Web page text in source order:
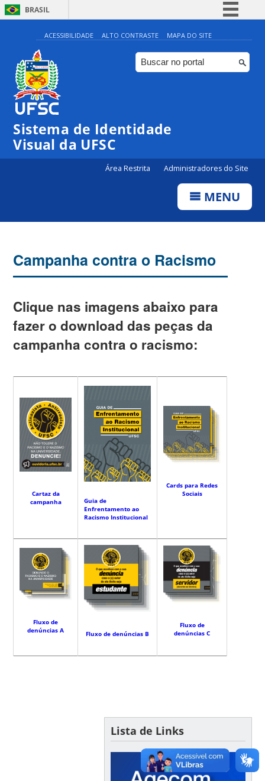
BRASIL
Simplifique!
Comunica BR
Participe
ACESSIBILIDADE ALTO CONTRASTE MAPA DO SITE
Sistema de Identidade
Visual da UFSC
Área Restrita Administradores do Site
MENU
Campanha contra o Racismo
Clique nas imagens abaixo para
fazer o download das peças da
campanha contra o racismo:
Cartaz da
campanha
Guia de
Enfrentamento ao
Racismo Institucional
Cards para Redes
Sociais
Fluxo de
denúncias A
Fluxo de denúncias B
Fluxo de
denúncias C
Lista de Links